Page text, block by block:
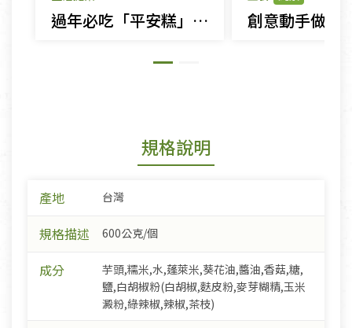
過年必吃「平安糕」！蘿蔔糕、發糕、年糕挑選保存全攻略
規格說明
產地 台灣
規格描述 600公克/個
成分
芋頭,糯米,水,蓬萊米,葵花油,醬油,香菇,糖,
鹽,白胡椒粉(白胡椒,麩皮粉,麥芽糊精,玉米
澱粉,綠辣椒,辣椒,茶枝)